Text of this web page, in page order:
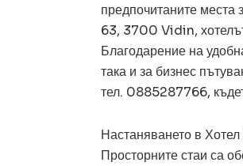
предпочитаните
63, 3700 Vidin, хотелът
Благодарение на
така и за бизнес
тел. 0885287766,
Настаняването в
Просторните стаи са